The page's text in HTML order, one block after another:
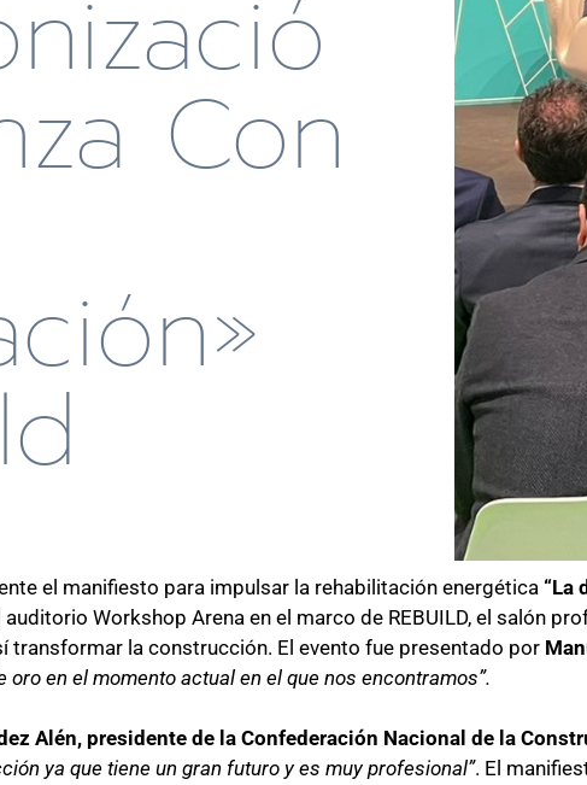
Con
el manifiesto para impulsar la rehabilitación energética “La
auditorio Workshop Arena en el marco de REBUILD, el salón
transformar la construcción. El evento fue presentado por
oro en el momento actual en el que nos encontramos”.
Alén, presidente de la Confederación Nacional de la
ya que tiene un gran futuro y es muy profesional”. El m